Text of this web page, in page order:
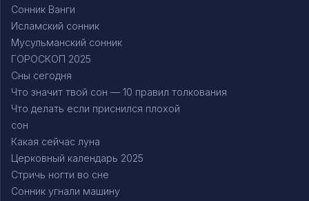
Сонник Ванги
Исламский сонник
Мусульманский сонник
ГОРОСКОП 2025
Сны сегодня
Что значит твой сон — 10 правил толкования
Что делать если приснился плохой
сон
Какая сейчас луна
Церковный календарь 2025
Стричь ногти во сне
Сонник угнали машину